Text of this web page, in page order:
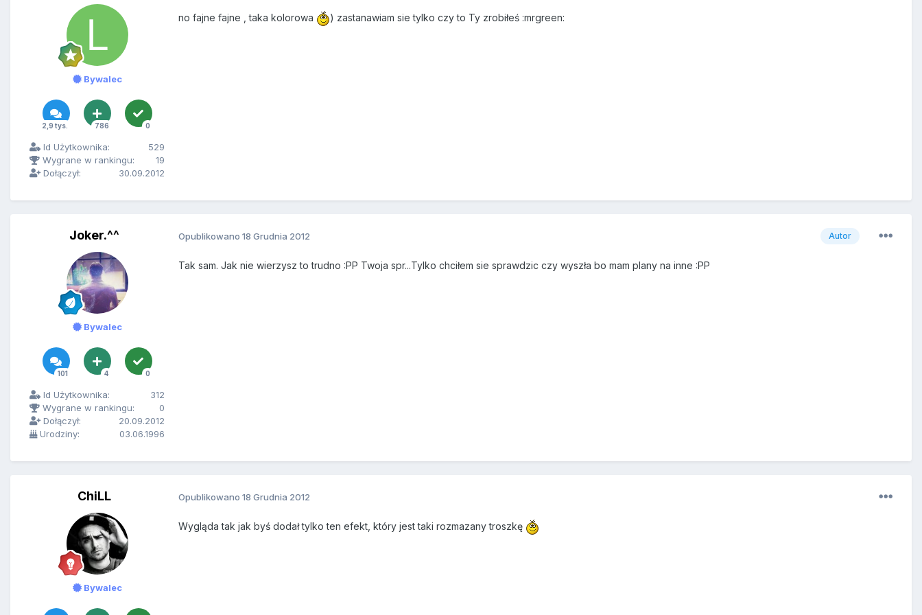
Bywalec
2,9 tys. 786 0
Id Użytkownika:
529
Wygrane w rankingu:
19
Dołączył:
30.09.2012
no fajne fajne , taka kolorowa ) zastanawiam sie tylko czy to Ty zrobiłeś :mrgreen:
Joker.^^
Bywalec
101 4 0
Id Użytkownika:
312
Wygrane w rankingu:
0
Dołączył:
20.09.2012
Urodziny:
03.06.1996
Autor
Opublikowano 18 Grudnia 2012
Tak sam. Jak nie wierzysz to trudno :PP Twoja spr...Tylko chciłem sie sprawdzic czy wyszła bo mam plany na inne :PP
ChiLL
Bywalec
Opublikowano 18 Grudnia 2012
Wygląda tak jak byś dodał tylko ten efekt, który jest taki rozmazany troszkę